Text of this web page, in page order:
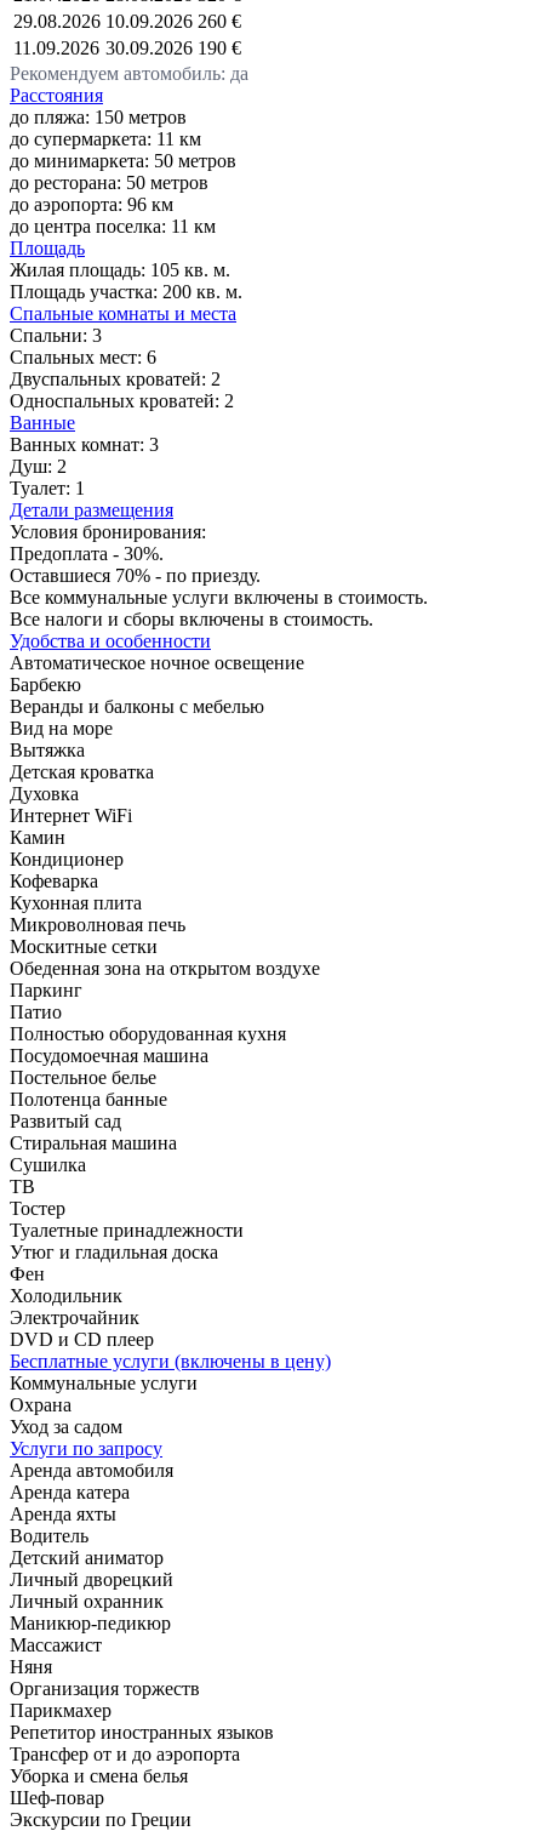
29.08.2026 10.09.2026 260 €
11.09.2026 30.09.2026 190 €
Рекомендуем автомобиль: да
Расстояния
до пляжа: 150 метров
до супермаркета: 11 км
до минимаркета: 50 метров
до ресторана: 50 метров
до аэропорта: 96 км
до центра поселка: 11 км
Площадь
Жилая площадь: 105 кв. м.
Площадь участка: 200 кв. м.
Спальные комнаты и места
Спальни: 3
Спальных мест: 6
Двуспальных кроватей: 2
Односпальных кроватей: 2
Ванные
Ванных комнат: 3
Душ: 2
Туалет: 1
Детали размещения
Условия бронирования:
Предоплата - 30%.
Оставшиеся 70% - по приезду.
Все коммунальные услуги включены в стоимость.
Все налоги и сборы включены в стоимость.
Удобства и особенности
Автоматическое ночное освещение
Барбекю
Веранды и балконы с мебелью
Вид на море
Вытяжка
Детская кроватка
Духовка
Интернет WiFi
Камин
Кондиционер
Кофеварка
Кухонная плита
Микроволновая печь
Москитные сетки
Обеденная зона на открытом воздухе
Паркинг
Патио
Полностью оборудованная кухня
Посудомоечная машина
Постельное белье
Полотенца банные
Развитый сад
Стиральная машина
Сушилка
ТВ
Тостер
Туалетные принадлежности
Утюг и гладильная доска
Фен
Холодильник
Электрочайник
DVD и CD плеер
Бесплатные услуги (включены в цену)
Коммунальные услуги
Охрана
Уход за садом
Услуги по запросу
Аренда автомобиля
Аренда катера
Аренда яхты
Водитель
Детский аниматор
Личный дворецкий
Личный охранник
Маникюр-педикюр
Массажист
Няня
Организация торжеств
Парикмахер
Репетитор иностранных языков
Трансфер от и до аэропорта
Уборка и смена белья
Шеф-повар
Экскурсии по Греции